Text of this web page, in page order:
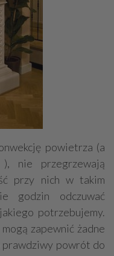
powietrza (a
nie przegrzewają
przy nich w takim
godzin odczuwać
potrzebujemy.
zapewnić żadne
prawdziwy powrót do